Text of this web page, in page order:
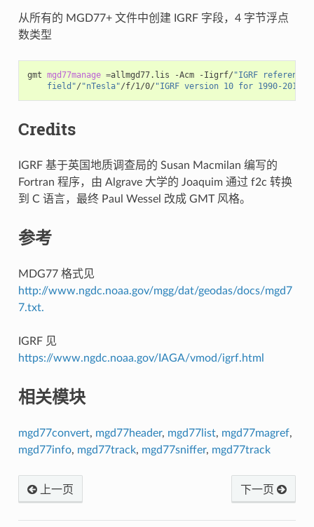
从所有的 MGD77+ 文件中创建 IGRF 字段，4 字节浮点
数类型
gmt mgd77manage =allmgd77.lis -Acm -Iigrf/ "IGRF reference
    field"
/ "nTesla"/f/1/0/ "IGRF version 10 for 1990-2010"
Credits
IGRF 基于英国地质调查局的 Susan Macmilan 编写的
Fortran 程序，由 Algrave 大学的 Joaquim 通过 f2c 转换
到 C 语言，最终 Paul Wessel 改成 GMT 风格。
参考
MDG77 格式见
http://www.ngdc.noaa.gov/mgg/dat/geodas/docs/mgd7
7.txt.
IGRF 见
https://www.ngdc.noaa.gov/IAGA/vmod/igrf.html
相关模块
mgd77convert, mgd77header, mgd77list, mgd77magref,
mgd77info, mgd77track, mgd77sniffer, mgd77track
上一页 下一页